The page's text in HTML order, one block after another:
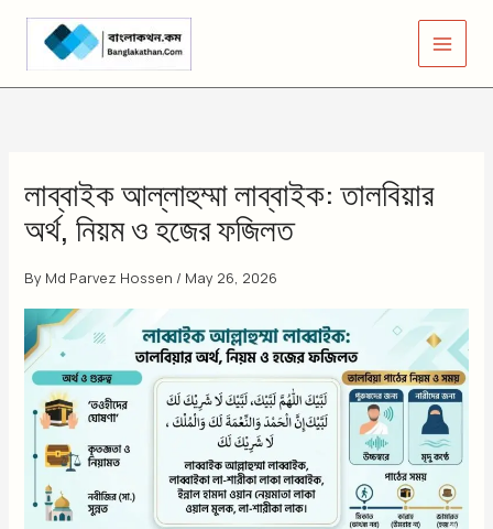
Skip
content
লাব্বাইক আল্লাহুম্মা লাব্বাইক: তালবিয়ার
অর্থ, নিয়ম ও হজের ফজিলত
By Md Parvez Hossen / May 26, 2026